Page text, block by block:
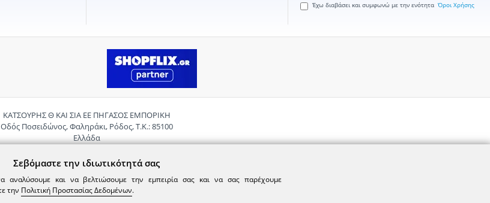
Έχω διαβάσει και συμφωνώ με την ενότητα Όροι Χρήσης
ΚΑΤΣΟΥΡΗΣ Θ ΚΑΙ ΣΙΑ ΕΕ ΠΗΓΑΣΟΣ ΕΜΠΟΡΙΚΗ
Οδός Ποσειδώνος, Φαληράκι, Ρόδος, Τ.Κ.: 85100
Ελλάδα
Email:pigasosemporiki@gmail.com
Σεβόμαστε την ιδιωτικότητά σας
αναλύσουμε και να βελτιώσουμε την εμπειρία σας και να σας παρέχουμε
την Πολιτική Προστασίας Δεδομένων.